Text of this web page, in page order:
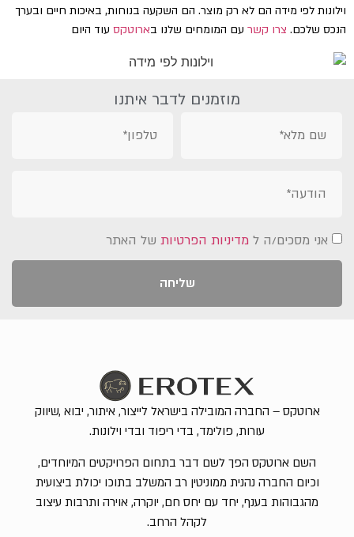
וילונות לפי מידה הם לא רק מוצר. הם השקעה בנוחות, באיכות חיים ובערך
הנכס שלכם. צרו קשר עם המומחים שלנו בארוטקס עוד היום
מוזמנים לדבר איתנו
אני מסכים/ה ל מדיניות הפרטיות של האתר
שליחה
ארוטקס – החברה המובילה בישראל לייצור, איתור, יבוא ,שיווק
עורות, פולימד, בדי ריפוד ובדי וילונות.
השם ארוטקס הפך לשם דבר בתחום הפרויקטים המיוחדים,
וכיום החברה נהנית ממוניטין רב המשלב בתוכו יכולת ביצועית
מהגבוהות בענף, יחד עם יחס חם, יוקרה, אוירה ותרבות עיצוב
לקהל הרחב.